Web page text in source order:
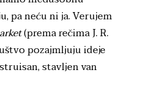
pa neću ni ja. Verujem
(prema rečima J. R.
pozajmljuju ideje
stavljen van